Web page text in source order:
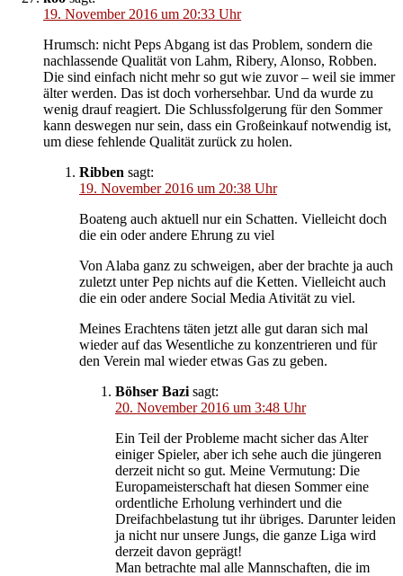
19. November 2016 um 20:33 Uhr
Hrumsch: nicht Peps Abgang ist das Problem, sondern die
nachlassende Qualität von Lahm, Ribery, Alonso, Robben.
Die sind einfach nicht mehr so gut wie zuvor – weil sie immer
älter werden. Das ist doch vorhersehbar. Und da wurde zu
wenig drauf reagiert. Die Schlussfolgerung für den Sommer
kann deswegen nur sein, dass ein Großeinkauf notwendig ist,
um diese fehlende Qualität zurück zu holen.
Ribben sagt:
19. November 2016 um 20:38 Uhr
Boateng auch aktuell nur ein Schatten. Vielleicht doch
die ein oder andere Ehrung zu viel
Von Alaba ganz zu schweigen, aber der brachte ja auch
zuletzt unter Pep nichts auf die Ketten. Vielleicht auch
die ein oder andere Social Media Ativität zu viel.
Meines Erachtens täten jetzt alle gut daran sich mal
wieder auf das Wesentliche zu konzentrieren und für
den Verein mal wieder etwas Gas zu geben.
Böhser Bazi sagt:
20. November 2016 um 3:48 Uhr
Ein Teil der Probleme macht sicher das Alter
einiger Spieler, aber ich sehe auch die jüngeren
derzeit nicht so gut. Meine Vermutung: Die
Europameisterschaft hat diesen Sommer eine
ordentliche Erholung verhindert und die
Dreifachbelastung tut ihr übriges. Darunter leiden
ja nicht nur unsere Jungs, die ganze Liga wird
derzeit davon geprägt!
Man betrachte mal alle Mannschaften, die im